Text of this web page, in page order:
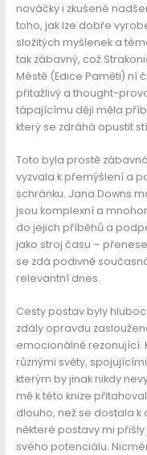
nováčky i zkušené
toho, jak lze dobře
složitých myšlenek a
tak zábavný, což
Méstě (Edice Paměti) ní
přitažlivý a thought-
tápajícímu ději měla
který se zdráhá opustit
Toto byla prostě
vyzvala k přemýšlení a
schránku. Jana Downs
jsou komplexní a
do jejich příběhů a
jako stroj času –
se zdá podivně
relevantní dnes.
Cesty postav byly
zdály opravdu
emocionálně rezonující.
různými světy,
kterým by jinak nikdy
mě k této knize
dlouho, než se dostala
některé postavy mi
svého potenciálu.